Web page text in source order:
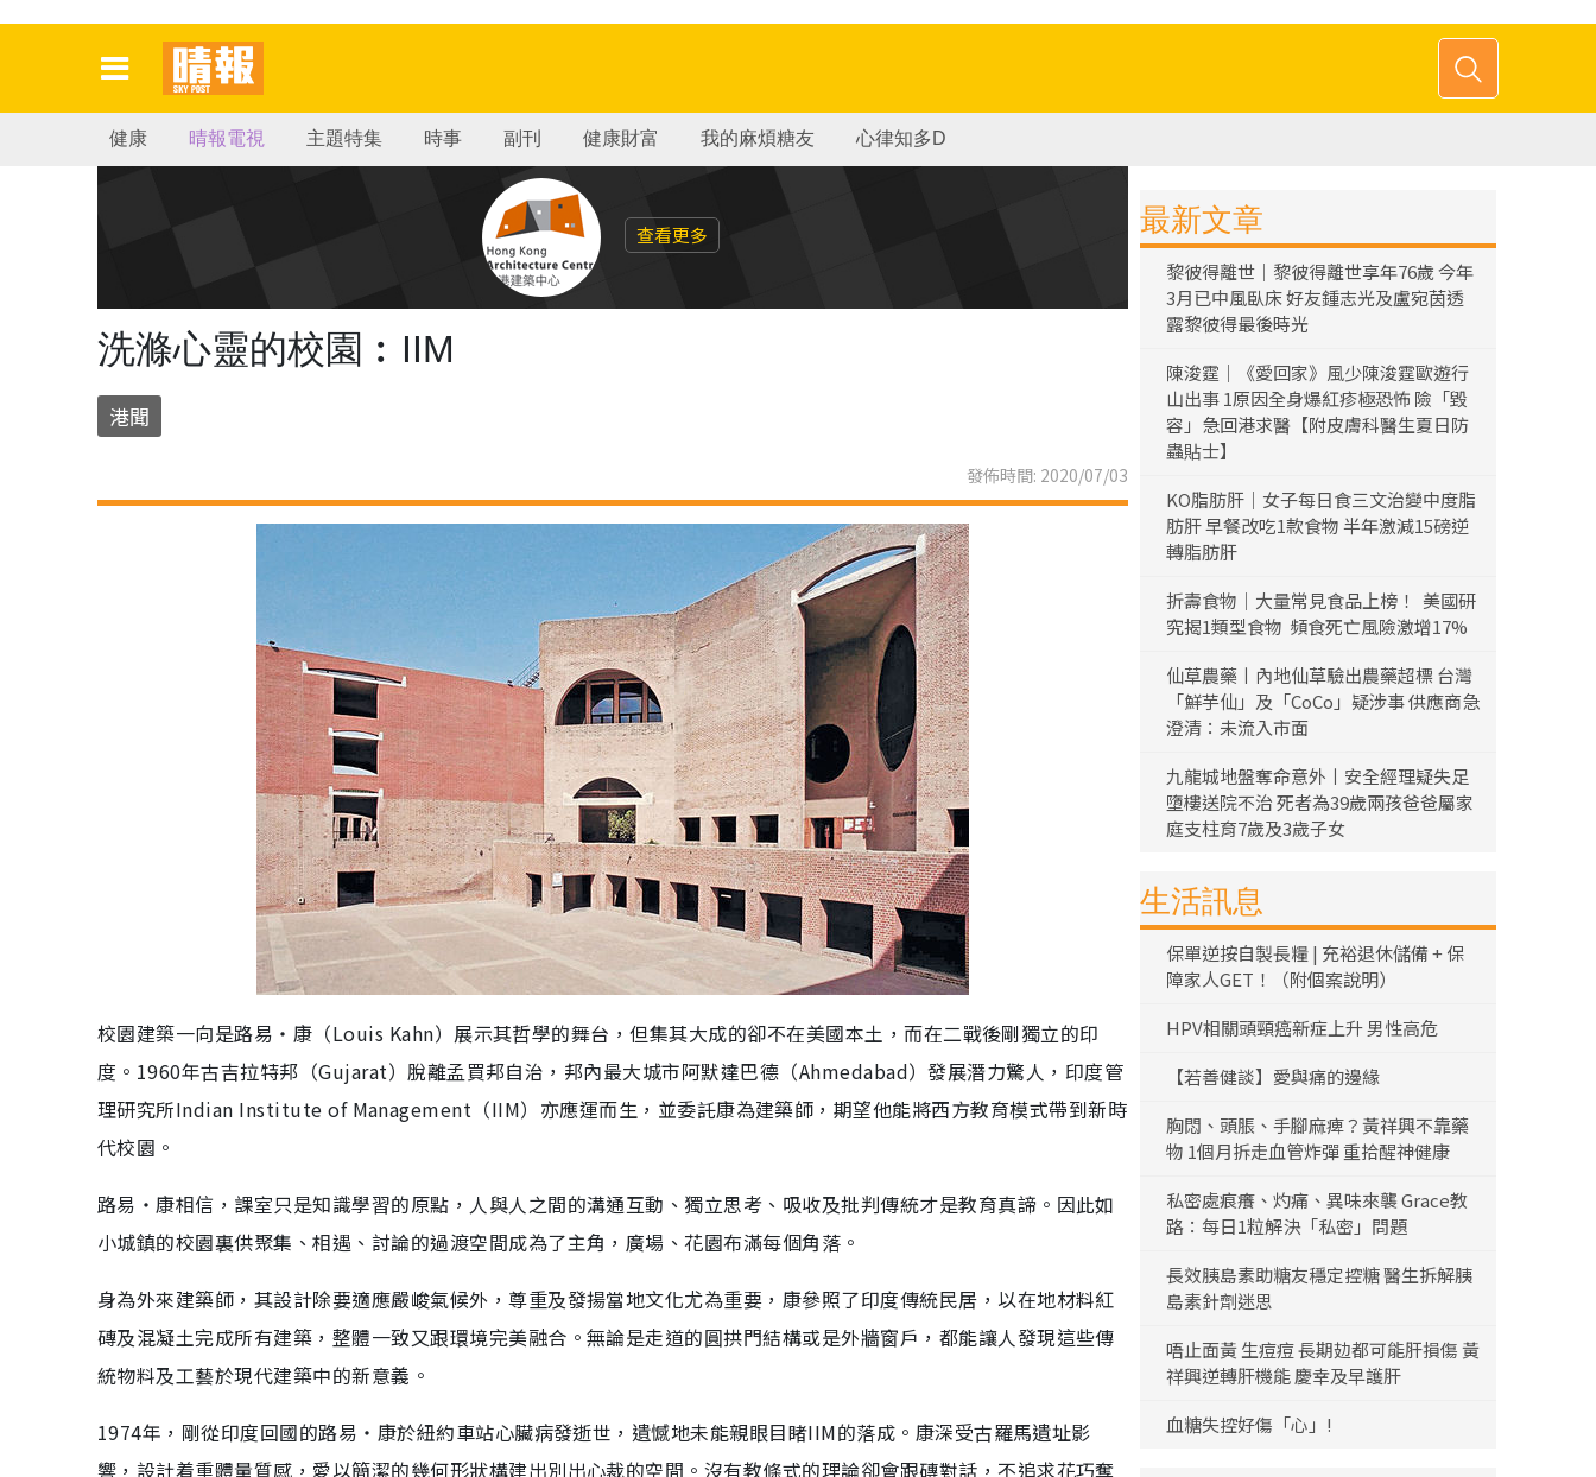
健康 晴報電視 主題特集 時事 副刊 健康財富 我的麻煩糖友 心律知多D
查看更多
洗滌心靈的校園︰IIM
港聞
發佈時間: 2020/07/03
校園建築一向是路易‧康（Louis Kahn）展示其哲學的舞台，但集其大成的卻不在美國本土，而在二戰後剛獨立的印
度。1960年古吉拉特邦（Gujarat）脫離孟買邦自治，邦內最大城市阿默達巴德（Ahmedabad）發展潛力驚人，印度管
理研究所Indian Institute of Management（IIM）亦應運而生，並委託康為建築師，期望他能將西方教育模式帶到新時
代校園。
路易‧康相信，課室只是知識學習的原點，人與人之間的溝通互動、獨立思考、吸收及批判傳統才是教育真諦。因此如
小城鎮的校園裏供聚集、相遇、討論的過渡空間成為了主角，廣場、花園布滿每個角落。
身為外來建築師，其設計除要適應嚴峻氣候外，尊重及發揚當地文化尤為重要，康參照了印度傳統民居，以在地材料紅
磚及混凝土完成所有建築，整體一致又跟環境完美融合。無論是走道的圓拱門結構或是外牆窗戶，都能讓人發現這些傳
統物料及工藝於現代建築中的新意義。
1974年，剛從印度回國的路易‧康於紐約車站心臟病發逝世，遺憾地未能親眼目睹IIM的落成。康深受古羅馬遺址影
響，設計着重體量質感，愛以簡潔的幾何形狀構建出別出心裁的空間。沒有教條式的理論卻會跟磚對話，不追求花巧奪
最新文章
黎彼得離世｜黎彼得離世享年76歲 今年
3月已中風臥床 好友鍾志光及盧宛茵透
露黎彼得最後時光
陳浚霆｜《愛回家》風少陳浚霆歐遊行
山出事 1原因全身爆紅疹極恐怖 險「毀
容」急回港求醫【附皮膚科醫生夏日防
蟲貼士】
KO脂肪肝｜女子每日食三文治變中度脂
肪肝 早餐改吃1款食物 半年激減15磅逆
轉脂肪肝
折壽食物｜大量常見食品上榜！ 美國研
究揭1類型食物 頻食死亡風險激增17%
仙草農藥丨內地仙草驗出農藥超標 台灣
「鮮芋仙」及「CoCo」疑涉事 供應商急
澄清：未流入市面
九龍城地盤奪命意外丨安全經理疑失足
墮樓送院不治 死者為39歲兩孩爸爸屬家
庭支柱育7歲及3歲子女
生活訊息
保單逆按自製長糧 | 充裕退休儲備 + 保
障家人GET！（附個案說明）
HPV相關頭頸癌新症上升 男性高危
【若善健談】愛與痛的邊緣
胸悶、頭脹、手腳麻痺？黃祥興不靠藥
物 1個月拆走血管炸彈 重拾醒神健康
私密處痕癢、灼痛、異味來襲 Grace教
路：每日1粒解決「私密」問題
長效胰島素助糖友穩定控糖 醫生拆解胰
島素針劑迷思
唔止面黃 生痘痘 長期攰都可能肝損傷 黃
祥興逆轉肝機能 慶幸及早護肝
血糖失控好傷「心」!